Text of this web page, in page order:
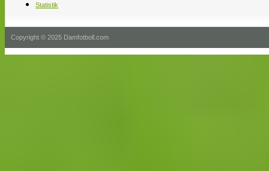
Statistik
Copyright © 2025 Damfotboll.com